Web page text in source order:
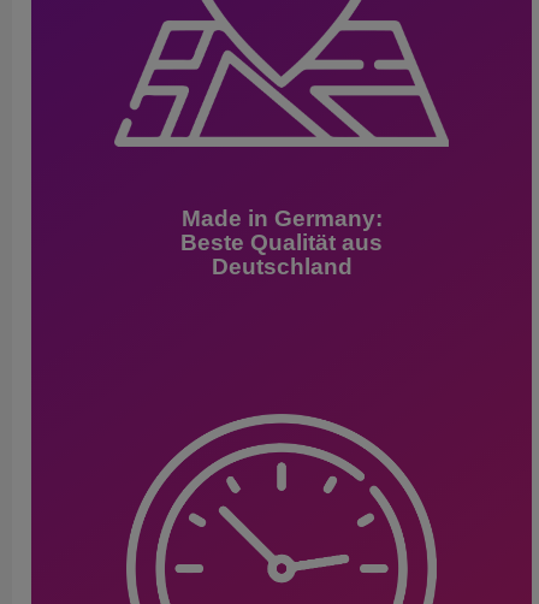
Made in Germany:
Beste Qualität aus
Deutschland